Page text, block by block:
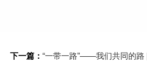
下一篇： “一带一路”——我们共同的路